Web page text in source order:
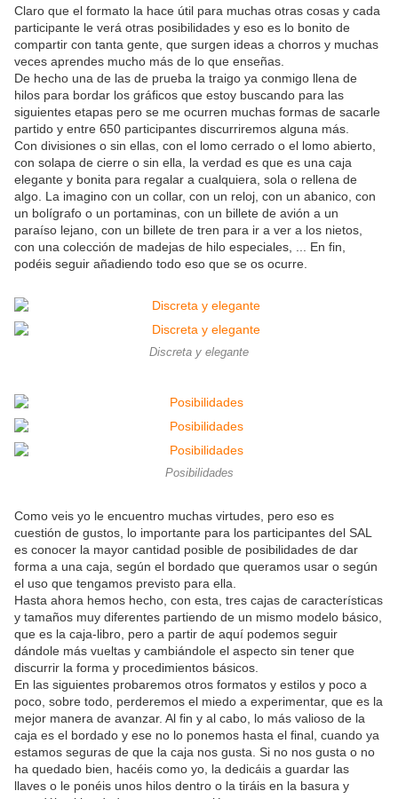
Claro que el formato la hace útil para muchas otras cosas y cada
participante le verá otras posibilidades y eso es lo bonito de
compartir con tanta gente, que surgen ideas a chorros y muchas
veces aprendes mucho más de lo que enseñas.
De hecho una de las de prueba la traigo ya conmigo llena de
hilos para bordar los gráficos que estoy buscando para las
siguientes etapas pero se me ocurren muchas formas de sacarle
partido y entre 650 participantes discurriremos alguna más.
Con divisiones o sin ellas, con el lomo cerrado o el lomo abierto,
con solapa de cierre o sin ella, la verdad es que es una caja
elegante y bonita para regalar a cualquiera, sola o rellena de
algo. La imagino con un collar, con un reloj, con un abanico, con
un bolígrafo o un portaminas, con un billete de avión a un
paraíso lejano, con un billete de tren para ir a ver a los nietos,
con una colección de madejas de hilo especiales, ... En fin,
podéis seguir añadiendo todo eso que se os ocurre.
Discreta y elegante
Posibilidades
Como veis yo le encuentro muchas virtudes, pero eso es
cuestión de gustos, lo importante para los participantes del SAL
es conocer la mayor cantidad posible de posibilidades de dar
forma a una caja, según el bordado que queramos usar o según
el uso que tengamos previsto para ella.
Hasta ahora hemos hecho, con esta, tres cajas de características
y tamaños muy diferentes partiendo de un mismo modelo básico,
que es la caja-libro, pero a partir de aquí podemos seguir
dándole más vueltas y cambiándole el aspecto sin tener que
discurrir la forma y procedimientos básicos.
En las siguientes probaremos otros formatos y estilos y poco a
poco, sobre todo, perderemos el miedo a experimentar, que es la
mejor manera de avanzar. Al fin y al cabo, lo más valioso de la
caja es el bordado y ese no lo ponemos hasta el final, cuando ya
estamos seguras de que la caja nos gusta. Si no nos gusta o no
ha quedado bien, hacéis como yo, la dedicáis a guardar las
llaves o le ponéis unos hilos dentro o la tiráis en la basura y